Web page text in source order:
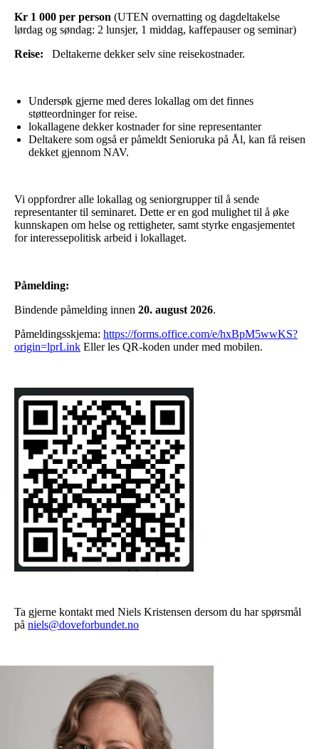
Kr 1 000 per person (UTEN overnatting og dagdeltakelse
lørdag og søndag: 2 lunsjer, 1 middag, kaffepauser og seminar)
Reise: Deltakerne dekker selv sine reisekostnader.
Undersøk gjerne med deres lokallag om det finnes
støtteordninger for reise.
lokallagene dekker kostnader for sine representanter
Deltakere som også er påmeldt Senioruka på Ål, kan få reisen
dekket gjennom NAV.
Vi oppfordrer alle lokallag og seniorgrupper til å sende
representanter til seminaret. Dette er en god mulighet til å øke
kunnskapen om helse og rettigheter, samt styrke engasjementet
for interessepolitisk arbeid i lokallaget.
Påmelding:
Bindende påmelding innen 20. august 2026.
Påmeldingsskjema: https://forms.office.com/e/hxBpM5wwKS?
origin=lprLink Eller les QR-koden under med mobilen.
Ta gjerne kontakt med Niels Kristensen dersom du har spørsmål
på niels@doveforbundet.no